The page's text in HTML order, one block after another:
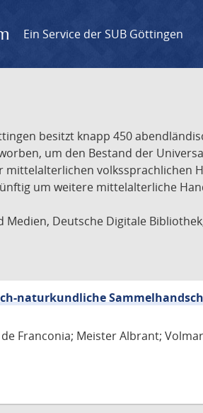
Ein Service der SUB Göttingen
besitzt knapp 450
um den Bestand der
volkssprachlichen
um weitere mittelalterliche
Deutsche Digitale
naturkundliche
Franconia; Meister Albrant;